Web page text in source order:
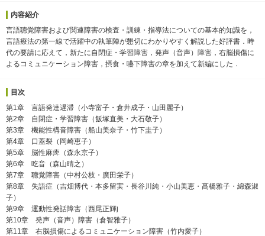
内容紹介
言語聴覚障害および関連障害の検査・訓練・指導法についての基本的知識を，
言語療法の第一線で活躍中の執筆陣が懇切にわかりやすく解説した好評書．時
代の要請に応えて，新たに自閉症・学習障害，発声（音声）障害，右脳損傷に
よるコミュニケーション障害，摂食・嚥下障害の章を加えて新編にした．
目次
第1章 言語発達遅滞（小寺富子・倉井成子・山田麗子）
第2章 自閉症・学習障害（飯塚直美・大石敬子）
第3章 機能性構音障害（船山美奈子・竹下圭子）
第4章 口蓋裂（岡崎恵子）
第5章 脳性麻痺（森永京子）
第6章 吃音（森山晴之）
第7章 聴覚障害（中村公枝・廣田栄子）
第8章 失語症（吉畑博代・本多留実・長谷川純・小山美恵・髙橋雅子・綿森淑
子）
第9章 運動性発話障害（西尾正輝j
第10章 発声（音声）障害（倉智雅子）
第11章 右脳損傷によるコミュニケーション障害（竹内愛子）